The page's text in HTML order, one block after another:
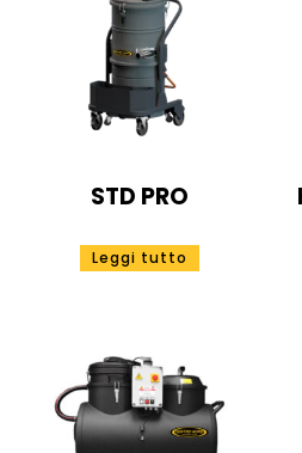
STD PRO
Leggi tutto